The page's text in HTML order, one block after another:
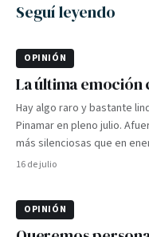
Seguí leyendo
OPINIÓN
La última
Hay algo raro y bastante
Pinamar en pleno julio.
más silenciosas que en
16 de julio
OPINIÓN